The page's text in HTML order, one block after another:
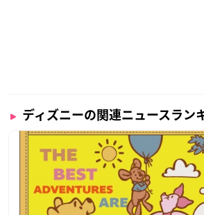
ディズニーの関連ニュースラン